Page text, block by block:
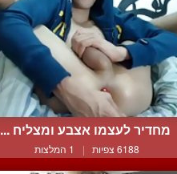
מחדיר לעצמו אצבע ומצליח ...
6188 צפיות | 1 המלצות